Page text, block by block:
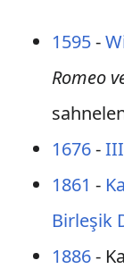
1595-
Romeo
1676-
1861 -
Birleşik
1886-